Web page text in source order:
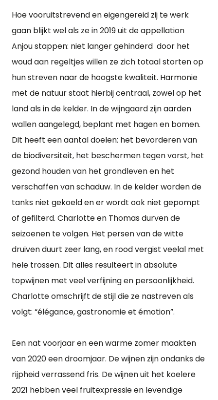
Hoe vooruitstrevend en eigengereid zij te werk
gaan blijkt wel als ze in 2019 uit de appellation
Anjou stappen: niet langer gehinderd door het
woud aan regeltjes willen ze zich totaal storten op
hun streven naar de hoogste kwaliteit. Harmonie
met de natuur staat hierbij centraal, zowel op het
land als in de kelder. In de wijngaard zijn aarden
wallen aangelegd, beplant met hagen en bomen.
Dit heeft een aantal doelen: het bevorderen van
de biodiversiteit, het beschermen tegen vorst, het
gezond houden van het grondleven en het
verschaffen van schaduw. In de kelder worden de
tanks niet gekoeld en er wordt ook niet gepompt
of gefilterd. Charlotte en Thomas durven de
seizoenen te volgen. Het persen van de witte
druiven duurt zeer lang, en rood vergist veelal met
hele trossen. Dit alles resulteert in absolute
topwijnen met veel verfijning en persoonlijkheid.
Charlotte omschrijft de stijl die ze nastreven als
volgt: “élégance, gastronomie et émotion”.
Een nat voorjaar en een warme zomer maakten
van 2020 een droomjaar. De wijnen zijn ondanks de
rijpheid verrassend fris. De wijnen uit het koelere
2021 hebben veel fruitexpressie en levendige